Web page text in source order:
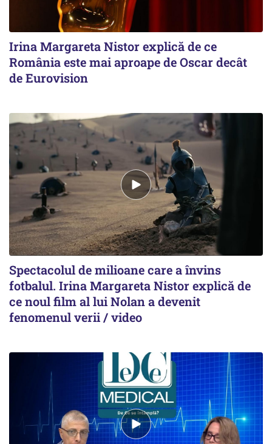
Irina Margareta Nistor explică de ce
România este mai aproape de Oscar decât
de Eurovision
Spectacolul de milioane care a învins
fotbalul. Irina Margareta Nistor explică de
ce noul film al lui Nolan a devenit
fenomenul verii / video